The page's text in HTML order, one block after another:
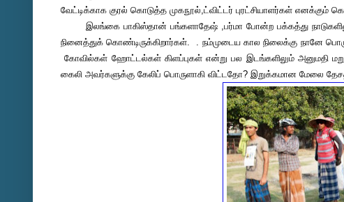
வேட்டிக்காக குரல் கொடுத்த முகநூல்,ட்விட்டர் புரட்சியாளர்கள் எனக்கும்
இலங்கை பாகிஸ்தான் பங்களாதேஷ் ,பர்மா போன்ற பக்கத்து
நினைத்துக் கொண்டிருக்கிறார்கள். . நம்முடைய கால நிலைக்கு
கோவில்கள் ஹோட்டல்கள் கிளப்புகள் என்று பல இடங்களிலும் அனுமதி
கைலி அவர்களுக்கு கேலிப் பொருளாகி விட்டதோ? இறுக்கமான மேலை